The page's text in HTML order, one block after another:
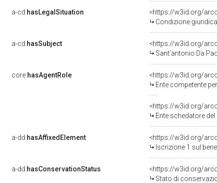
a-cd:hasLegalSituation
Condizione
a-cd:hasSubject
<https://w3id.org/
Sant'antonio Da
core:hasAgentRole
<https://w3id.org/
Ente competente per
<https://w3id.org/
Ente schedatore del
a-dd:hasAffixedElement
<https://w3id.org/
Iscrizione 1 sul
a-dd:hasConservationStatus
<https://w3id.org/
Stato di